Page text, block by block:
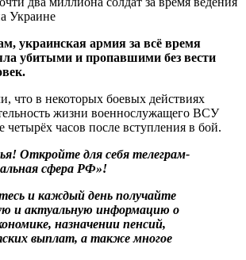
украинская армия за всё время
убитыми и пропавшими без вести
что в некоторых боевых действиях
жизни военнослужащего ВСУ
четырёх часов после вступления в бой.
Откройте для себя телеграм-
сфера РФ»!
и каждый день получайте
и актуальную информацию о
назначении пенсий,
выплат, а также многое